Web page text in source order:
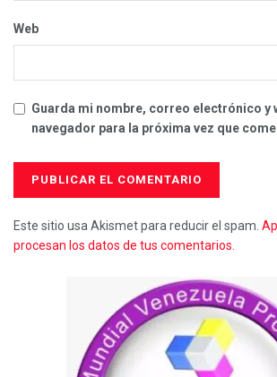
Web
Guarda mi nombre, correo electrónico y
navegador para la próxima vez que
Este sitio usa Akismet para reducir el spam.
procesan los datos de tus comentarios.